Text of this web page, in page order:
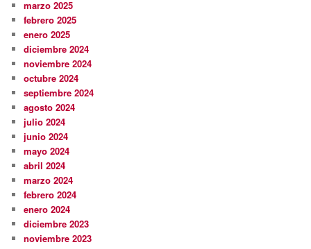
marzo 2025
febrero 2025
enero 2025
diciembre 2024
noviembre 2024
octubre 2024
septiembre 2024
agosto 2024
julio 2024
junio 2024
mayo 2024
abril 2024
marzo 2024
febrero 2024
enero 2024
diciembre 2023
noviembre 2023